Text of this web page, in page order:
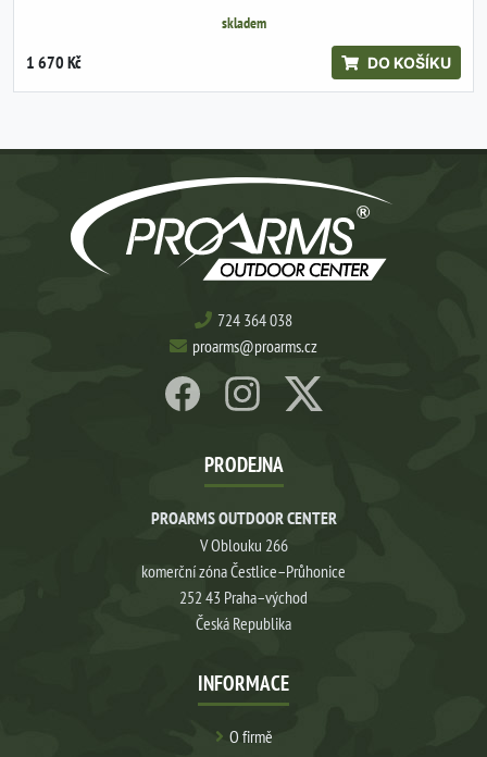
skladem
1 670 Kč DO KOŠÍKU
724 364 038
proarms@proarms.cz
PRODEJNA
PROARMS OUTDOOR CENTER
V Oblouku 266
komerční zóna Čestlice–Průhonice
252 43 Praha–východ
Česká Republika
INFORMACE
O firmě